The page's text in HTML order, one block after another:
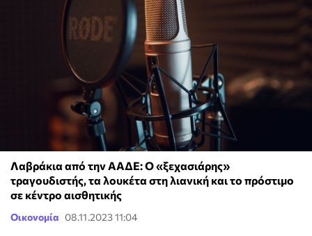
Λαβράκια από την ΑΑΔΕ: Ο «ξεχασιάρης»
τραγουδιστής, τα λουκέτα στη λιανική και το πρόστιμο
σε κέντρο αισθητικής
Οικονομία 08.11.2023 11:04